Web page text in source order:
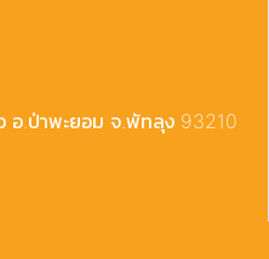
อ.ป่าพะยอม จ.พัทลุง 93210